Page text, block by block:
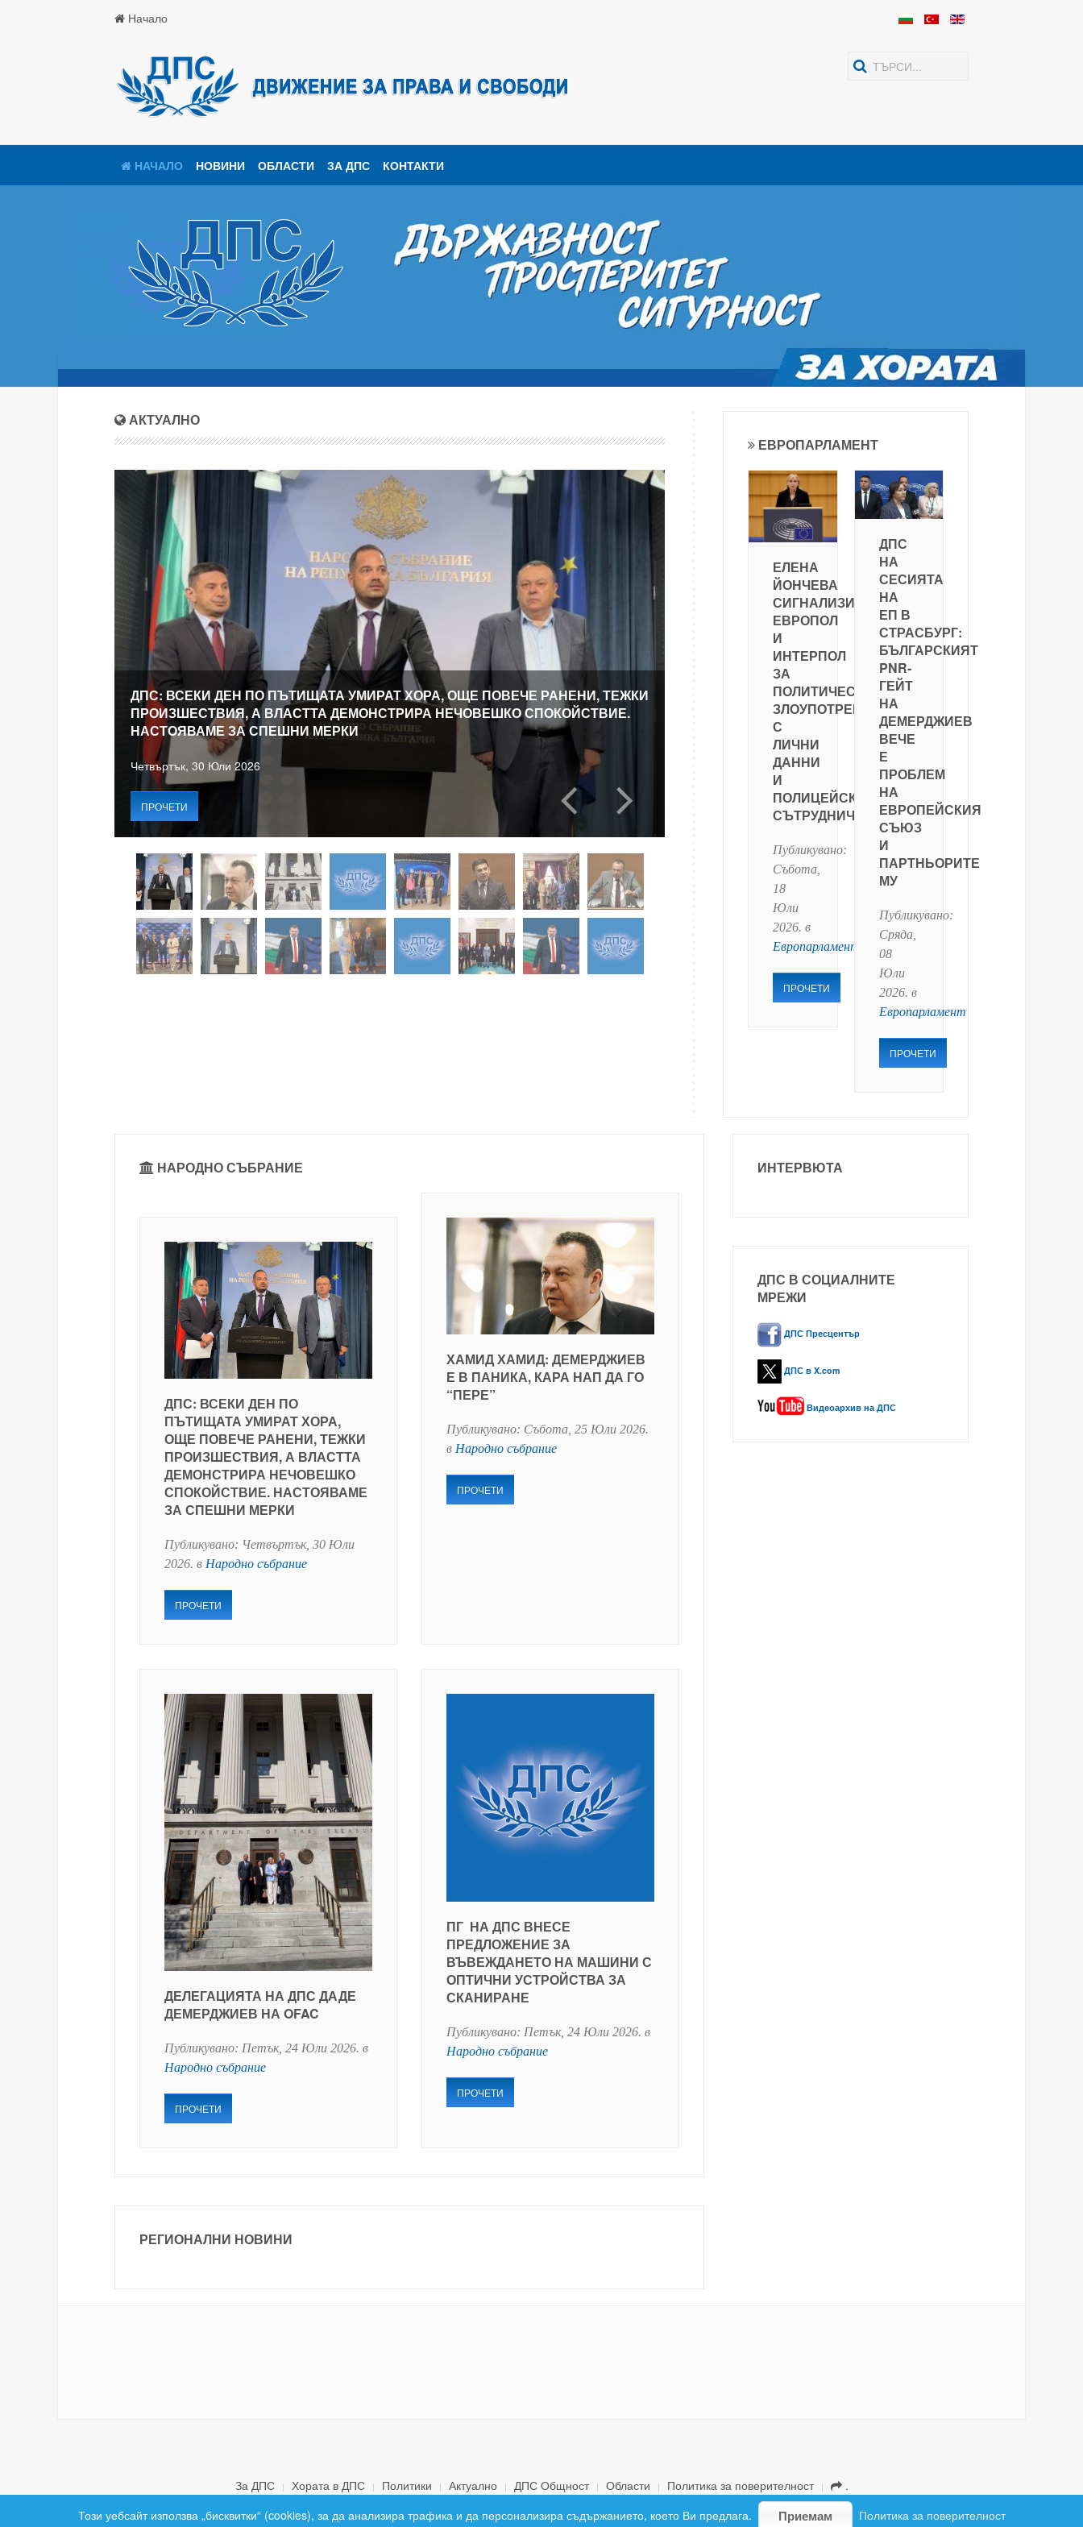
Начало
НАЧАЛО НОВИНИ ОБЛАСТИ ЗА ДПС КОНТАКТИ
АКТУАЛНО
ДПС: ВСЕКИ ДЕН ПО ПЪТИЩАТА УМИРАТ ХОРА, ОЩЕ ПОВЕЧЕ РАНЕНИ, ТЕЖКИ
ПРОИЗШЕСТВИЯ, А ВЛАСТТА ДЕМОНСТРИРА НЕЧОВЕШКО СПОКОЙСТВИЕ.
НАСТОЯВАМЕ ЗА СПЕШНИ МЕРКИ
Четвъртък, 30 Юли 2026
ПРОЧЕТИ
ЕВРОПАРЛАМЕНТ
ЕЛЕНА
ЙОНЧЕВА
СИГНАЛИЗИРА
ЕВРОПОЛ
И
ИНТЕРПОЛ
ЗА
ПОЛИТИЧЕСКА
ЗЛОУПОТРЕБА
С
ЛИЧНИ
ДАННИ
И
ПОЛИЦЕЙСКО
СЪТРУДНИЧЕСТВО
Публикувано:
Събота,
18
Юли
2026. в
Европарламент
ПРОЧЕТИ
ДПС
НА
СЕСИЯТА
НА
ЕП В
СТРАСБУРГ:
БЪЛГАРСКИЯТ
PNR-
ГЕЙТ
НА
ДЕМЕРДЖИЕВ
ВЕЧЕ
Е
ПРОБЛЕМ
НА
ЕВРОПЕЙСКИЯ
СЪЮЗ
И
ПАРТНЬОРИТЕ
МУ
Публикувано:
Сряда,
08
Юли
2026. в
Европарламент
ПРОЧЕТИ
НАРОДНО СЪБРАНИЕ
ДПС: ВСЕКИ ДЕН ПО
ПЪТИЩАТА УМИРАТ ХОРА,
ОЩЕ ПОВЕЧЕ РАНЕНИ, ТЕЖКИ
ПРОИЗШЕСТВИЯ, А ВЛАСТТА
ДЕМОНСТРИРА НЕЧОВЕШКО
СПОКОЙСТВИЕ. НАСТОЯВАМЕ
ЗА СПЕШНИ МЕРКИ
Публикувано: Четвъртък, 30 Юли
2026. в Народно събрание
ПРОЧЕТИ
ХАМИД ХАМИД: ДЕМЕРДЖИЕВ
Е В ПАНИКА, КАРА НАП ДА ГО
“ПЕРЕ”
Публикувано: Събота, 25 Юли 2026.
в Народно събрание
ПРОЧЕТИ
ДЕЛЕГАЦИЯТА НА ДПС ДАДЕ
ДЕМЕРДЖИЕВ НА OFAC
Публикувано: Петък, 24 Юли 2026. в
Народно събрание
ПРОЧЕТИ
ПГ НА ДПС ВНЕСЕ
ПРЕДЛОЖЕНИЕ ЗА
ВЪВЕЖДАНЕТО НА МАШИНИ С
ОПТИЧНИ УСТРОЙСТВА ЗА
СКАНИРАНЕ
Публикувано: Петък, 24 Юли 2026. в
Народно събрание
ПРОЧЕТИ
РЕГИОНАЛНИ НОВИНИ
ИНТЕРВЮТА
ДПС В СОЦИАЛНИТЕ
МРЕЖИ
ДПС Пресцентър
ДПС в X.com
Видеоархив на ДПС
За ДПС Хората в ДПС Политики Актуално ДПС Общност Области Политика за поверителност
.
Този уебсайт използва „бисквитки“ (cookies), за да анализира трафика и да персонализира съдържанието, което Ви предлага. Приемам Политика за поверителност